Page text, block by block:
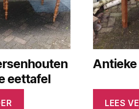
eettafel
Antieke
LEES